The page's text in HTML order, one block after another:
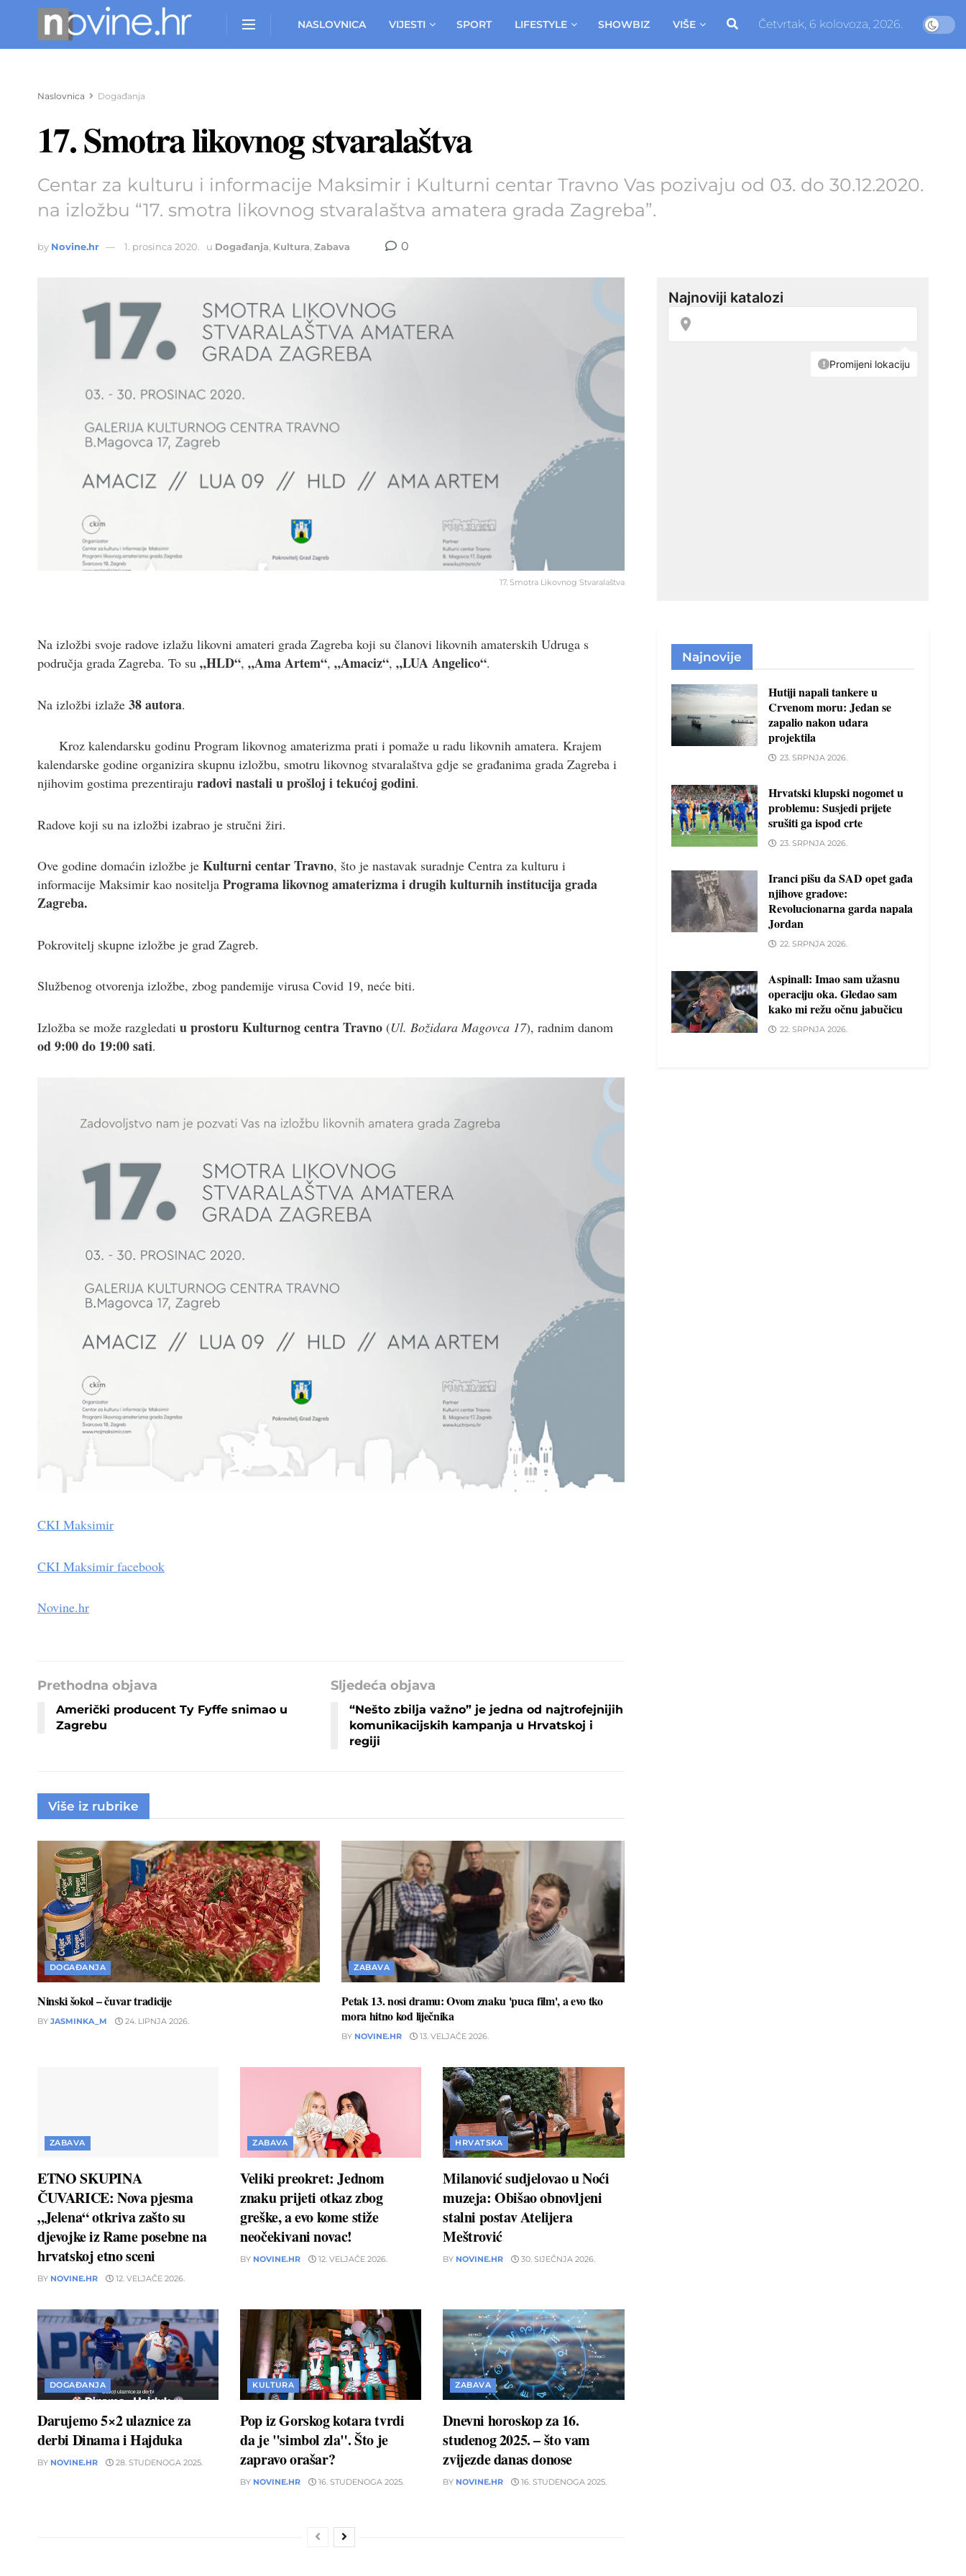
NASLOVNICA VIJESTI SPORT LIFESTYLE SHOWBIZ VIŠE Četvrtak, 6 kolovoza, 2026.
Naslovnica Događanja
17. Smotra likovnog stvaralaštva
Centar za kulturu i informacije Maksimir i Kulturni centar Travno Vas pozivaju od 03. do 30.12.2020.
na izložbu “17. smotra likovnog stvaralaštva amatera grada Zagreba”.
by Novine.hr 1. prosinca 2020. u Događanja Kultura Zabava 0
17. Smotra Likovnog Stvaralaštva
Na izložbi svoje radove izlažu likovni amateri grada Zagreba koji su članovi likovnih amaterskih Udruga s
područja grada Zagreba. To su „HLD“, „Ama Artem“, „Amaciz“, „LUA Angelico“.
Na izložbi izlaže 38 autora.
Kroz kalendarsku godinu Program likovnog amaterizma prati i pomaže u radu likovnih amatera. Krajem
kalendarske godine organizira skupnu izložbu, smotru likovnog stvaralaštva gdje se građanima grada Zagreba i
njihovim gostima prezentiraju radovi nastali u prošloj i tekućoj godini.
Radove koji su na izložbi izabrao je stručni žiri.
Ove godine domaćin izložbe je Kulturni centar Travno, što je nastavak suradnje Centra za kulturu i
informacije Maksimir kao nositelja Programa likovnog amaterizma i drugih kulturnih institucija grada
Zagreba.
Pokrovitelj skupne izložbe je grad Zagreb.
Službenog otvorenja izložbe, zbog pandemije virusa Covid 19, neće biti.
Izložba se može razgledati u prostoru Kulturnog centra Travno (Ul. Božidara Magovca 17), radnim danom
od 9:00 do 19:00 sati.
CKI Maksimir
CKI Maksimir facebook
Novine.hr
Prethodna objava
Američki producent Ty Fyffe snimao u
Zagrebu
Sljedeća objava
“Nešto zbilja važno” je jedna od najtrofejnijih
komunikacijskih kampanja u Hrvatskoj i
regiji
Više iz rubrike
DOGAĐANJA
Ninski šokol – čuvar tradicije
BY JASMINKA_M 24. LIPNJA 2026.
ZABAVA
Petak 13. nosi dramu: Ovom znaku 'puca film', a evo tko
mora hitno kod liječnika
BY NOVINE.HR 13. VELJAČE 2026.
ZABAVA
ETNO SKUPINA
ČUVARICE: Nova pjesma
„Jelena“ otkriva zašto su
djevojke iz Rame posebne na
hrvatskoj etno sceni
BY NOVINE.HR 12. VELJAČE 2026.
ZABAVA
Veliki preokret: Jednom
znaku prijeti otkaz zbog
greške, a evo kome stiže
neočekivani novac!
BY NOVINE.HR 12. VELJAČE 2026.
HRVATSKA
Milanović sudjelovao u Noći
muzeja: Obišao obnovljeni
stalni postav Atelijera
Meštrović
BY NOVINE.HR 30. SIJEČNJA 2026.
DOGAĐANJA
Darujemo 5×2 ulaznice za
derbi Dinama i Hajduka
BY NOVINE.HR 28. STUDENOGA 2025.
KULTURA
Pop iz Gorskog kotara tvrdi
da je "simbol zla". Što je
zapravo orašar?
BY NOVINE.HR 16. STUDENOGA 2025.
ZABAVA
Dnevni horoskop za 16.
studenog 2025. – što vam
zvijezde danas donose
BY NOVINE.HR 16. STUDENOGA 2025.
Najnovije
Hutiji napali tankere u
Crvenom moru: Jedan se
zapalio nakon udara
projektila
23. SRPNJA 2026.
Hrvatski klupski nogomet u
problemu: Susjedi prijete
srušiti ga ispod crte
23. SRPNJA 2026.
Iranci pišu da SAD opet gađa
njihove gradove:
Revolucionarna garda napala
Jordan
22. SRPNJA 2026.
Aspinall: Imao sam užasnu
operaciju oka. Gledao sam
kako mi režu očnu jabučicu
22. SRPNJA 2026.